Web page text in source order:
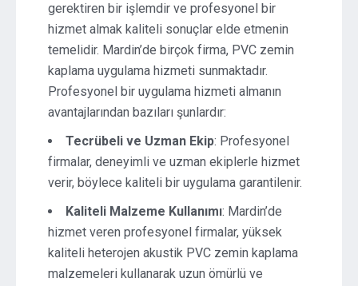
gerektiren bir işlemdir ve profesyonel bir
hizmet almak kaliteli sonuçlar elde etmenin
temelidir. Mardin’de birçok firma, PVC zemin
kaplama uygulama hizmeti sunmaktadır.
Profesyonel bir uygulama hizmeti almanın
avantajlarından bazıları şunlardır:
Tecrübeli ve Uzman Ekip: Profesyonel
firmalar, deneyimli ve uzman ekiplerle hizmet
verir, böylece kaliteli bir uygulama garantilenir.
Kaliteli Malzeme Kullanımı: Mardin’de
hizmet veren profesyonel firmalar, yüksek
kaliteli heterojen akustik PVC zemin kaplama
malzemeleri kullanarak uzun ömürlü ve